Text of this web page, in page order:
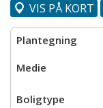
VIS PÅ KORT